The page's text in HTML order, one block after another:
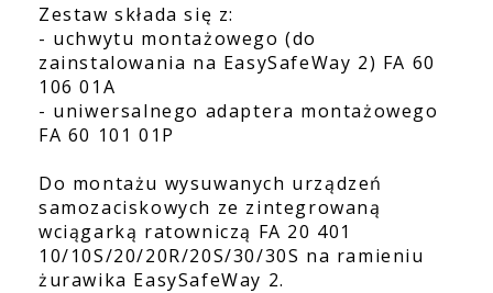
Zestaw składa się z:
- uchwytu montażowego (do
zainstalowania na EasySafeWay 2) FA 60
106 01A
- uniwersalnego adaptera montażowego
FA 60 101 01P
Do montażu wysuwanych urządzeń
samozaciskowych ze zintegrowaną
wciągarką ratowniczą FA 20 401
10/10S/20/20R/20S/30/30S na ramieniu
żurawika EasySafeWay 2.